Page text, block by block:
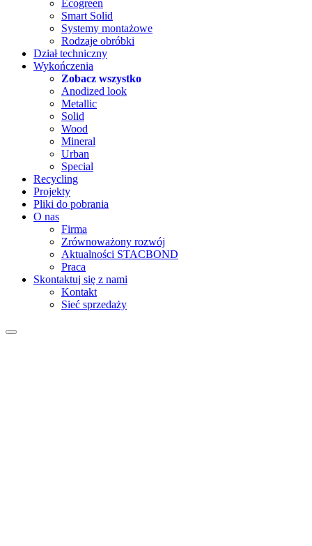
Ecogreen
Smart Solid
Systemy montażowe
Rodzaje obróbki
Dział techniczny
Wykończenia
Zobacz wszystko
Anodized look
Metallic
Solid
Wood
Mineral
Urban
Special
Recycling
Projekty
Pliki do pobrania
O nas
Firma
Zrównoważony rozwój
Aktualności STACBOND
Praca
Skontaktuj się z nami
Kontakt
Sieć sprzedaży